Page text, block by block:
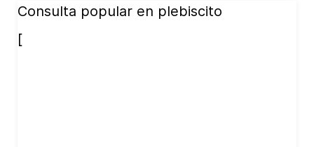
Consulta popular en plebiscito
[